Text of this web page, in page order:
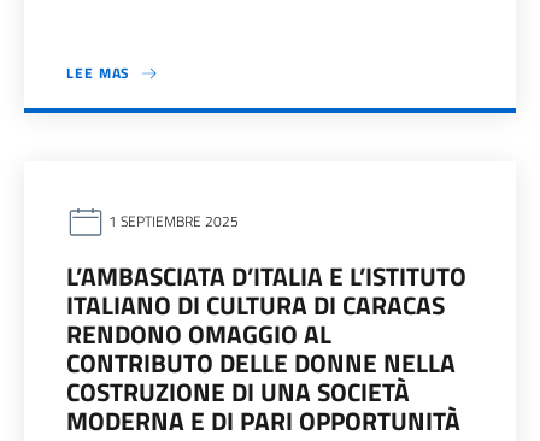
LEE MAS
1 SEPTIEMBRE 2025
L’AMBASCIATA D’ITALIA E L’ISTITUTO
ITALIANO DI CULTURA DI CARACAS
RENDONO OMAGGIO AL
CONTRIBUTO DELLE DONNE NELLA
COSTRUZIONE DI UNA SOCIETÀ
MODERNA E DI PARI OPPORTUNITÀ